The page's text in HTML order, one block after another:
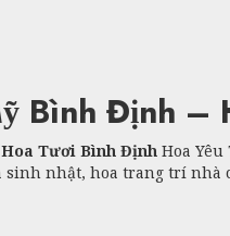
Bình Định –
Hoa Tươi Bình Định Hoa
nhật, hoa trang trí nhà